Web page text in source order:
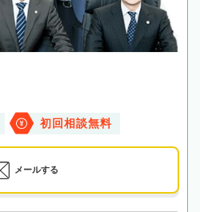
初回相談無料
メールする